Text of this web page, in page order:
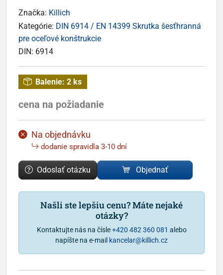
Značka: Killich
Kategórie: DIN 6914 / EN 14399 Skrutka šesťhranná
pre oceľové konštrukcie
DIN: 6914
Balenie: 2 ks
cena na požiadanie
Na objednávku
dodanie spravidla 3-10 dní
Odoslať otázku Objednať
Našli ste lepšiu cenu? Máte nejaké
otázky?
Kontaktujte nás na čísle+420 482 360 081 alebo
napíšte na e-mail kancelar@killich.cz